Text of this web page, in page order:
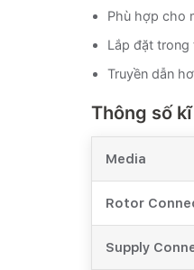
Phù hợp cho
Lắp đặt
Truyền dẫn
Thông số
Media
Rotor
Supply